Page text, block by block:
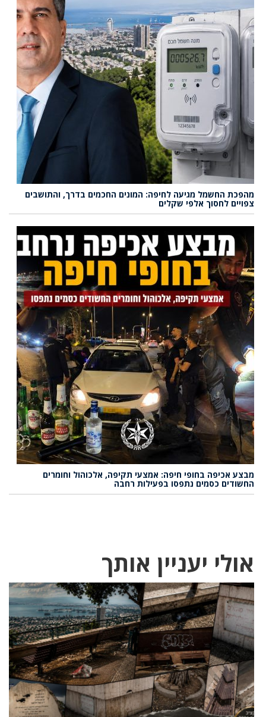
מהפכת החשמל מגיעה לחיפה: המונים החכמים בדרך, והתושבים
צפויים לחסוך אלפי שקלים
מבצע אכיפה בחופי חיפה: אמצעי תקיפה, אלכוהול וחומרים
החשודים כסמים נתפסו בפעילות רחבה
אולי יעניין אותך